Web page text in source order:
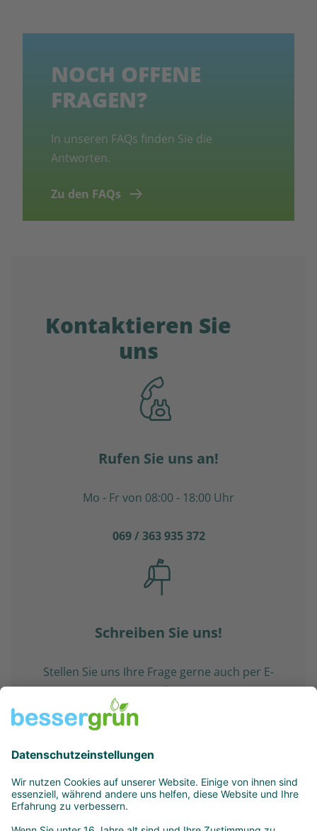
NOCH OFFENE
FRAGEN?
In unseren FAQs finden Sie die
Antworten.
Zu den FAQs
Kontaktieren Sie
uns
Rufen Sie uns an!
Mo - Fr von 08:00 - 18:00 Uhr
069 / 363 935 372
Schreiben Sie uns!
Stellen Sie uns Ihre Frage gerne auch per E-
Mail.
E-Mail schreiben!